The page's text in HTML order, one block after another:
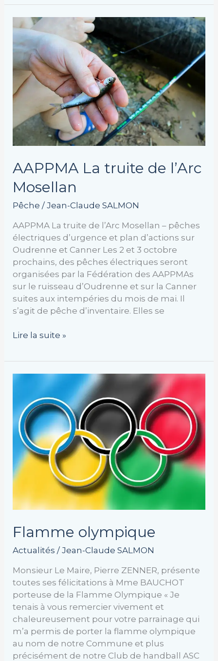
AAPPMA La truite de l’Arc
Mosellan
Pêche /Jean-Claude SALMON
AAPPMA La truite de l’Arc Mosellan – pêches
électriques d’urgence et plan d’actions sur
Oudrenne et Canner Les 2 et 3 octobre
prochains, des pêches électriques seront
organisées par la Fédération des AAPPMAs
sur le ruisseau d’Oudrenne et sur la Canner
suites aux intempéries du mois de mai. Il
s’agit de pêche d’inventaire. Elles se
AAPPMA
La
truite
de
l’Arc
Mosellan
Lire la suite »
Flamme olympique
Actualités /Jean-Claude SALMON
Monsieur Le Maire, Pierre ZENNER, présente
toutes ses félicitations à Mme BAUCHOT
porteuse de la Flamme Olympique « Je
tenais à vous remercier vivement et
chaleureusement pour votre parrainage qui
m’a permis de porter la flamme olympique
au nom de notre Commune et plus
précisément de notre Club de handball ASC
Flamme